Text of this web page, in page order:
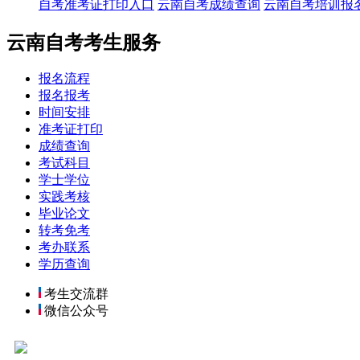
自考准考证打印入口 云南自考成绩查询 云南自考培训报
云南自考考生服务
报名流程
报名报考
时间安排
准考证打印
成绩查询
考试科目
学士学位
实践考核
毕业论文
转考免考
考办联系
学历查询
考生交流群
微信公众号